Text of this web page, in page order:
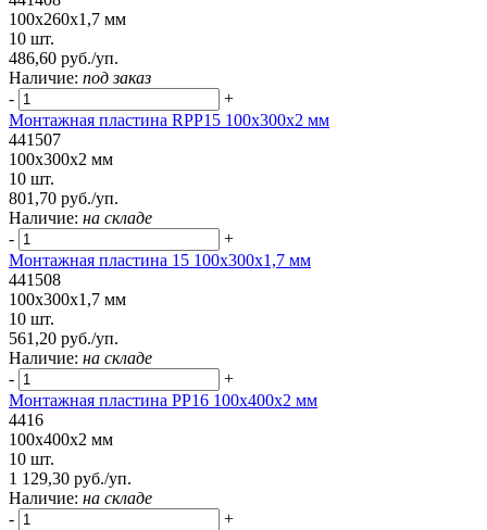
100x260x1,7 мм
10 шт.
486,60 руб./уп.
Наличие: под заказ
-
+
Монтажная пластина RPP15 100x300x2 мм
441507
100x300x2 мм
10 шт.
801,70 руб./уп.
Наличие: на складе
-
+
Монтажная пластина 15 100x300x1,7 мм
441508
100x300x1,7 мм
10 шт.
561,20 руб./уп.
Наличие: на складе
-
+
Монтажная пластина PP16 100x400x2 мм
4416
100x400x2 мм
10 шт.
1 129,30 руб./уп.
Наличие: на складе
-
+